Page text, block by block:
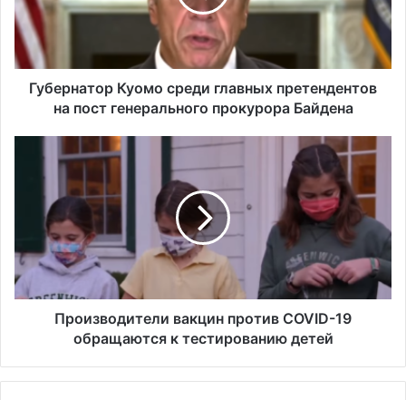
н
а
т
о
д
и
г
н
Губернатор Куомо среди главных претендентов
на пост генерального прокурора Байдена
о
д
и
Производители вакцин против COVID-19
обращаются к тестированию детей